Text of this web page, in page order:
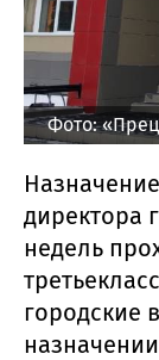
Фото:
Назначение
директора
недель
городские